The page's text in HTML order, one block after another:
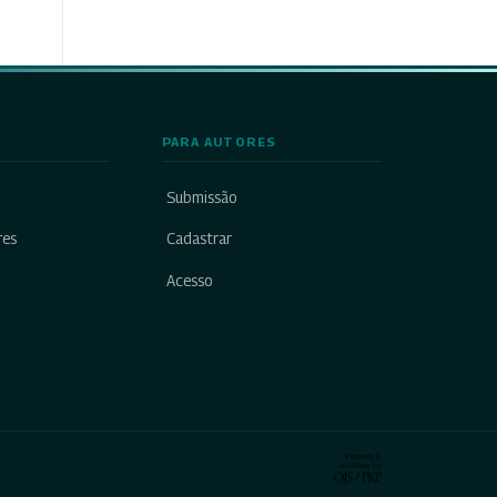
PARA AUTORES
Submissão
Cadastrar
Acesso